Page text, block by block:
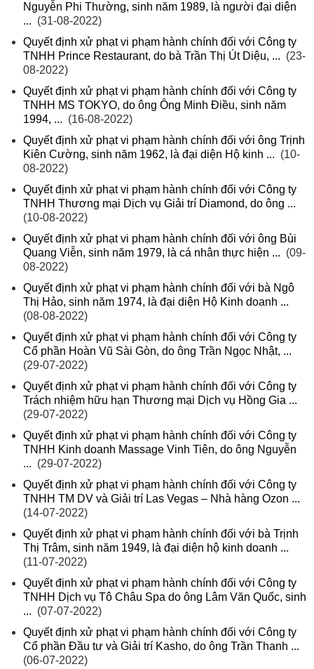
Nguyễn Phi Thường, sinh năm 1989, là người đại diện
... (31-08-2022)
Quyết định xử phạt vi phạm hành chính đối với Công ty
TNHH Prince Restaurant, do bà Trần Thị Út Diệu, ... (23-
08-2022)
Quyết định xử phạt vi phạm hành chính đối với Công ty
TNHH MS TOKYO, do ông Ông Minh Điều, sinh năm
1994, ... (16-08-2022)
Quyết định xử phạt vi phạm hành chính đối với ông Trịnh
Kiên Cường, sinh năm 1962, là đại diện Hộ kinh ... (10-
08-2022)
Quyết định xử phạt vi phạm hành chính đối với Công ty
TNHH Thương mại Dịch vụ Giải trí Diamond, do ông ...
(10-08-2022)
Quyết định xử phạt vi phạm hành chính đối với ông Bùi
Quang Viễn, sinh năm 1979, là cá nhân thực hiện ... (09-
08-2022)
Quyết định xử phạt vi phạm hành chính đối với bà Ngô
Thị Hảo, sinh năm 1974, là đại diện Hộ Kinh doanh ...
(08-08-2022)
Quyết định xử phạt vi phạm hành chính đối với Công ty
Cổ phần Hoàn Vũ Sài Gòn, do ông Trần Ngọc Nhật, ...
(29-07-2022)
Quyết định xử phạt vi phạm hành chính đối với Công ty
Trách nhiệm hữu hạn Thương mại Dịch vụ Hồng Gia ...
(29-07-2022)
Quyết định xử phạt vi phạm hành chính đối với Công ty
TNHH Kinh doanh Massage Vinh Tiên, do ông Nguyễn
... (29-07-2022)
Quyết định xử phạt vi phạm hành chính đối với Công ty
TNHH TM DV và Giải trí Las Vegas – Nhà hàng Ozon ...
(14-07-2022)
Quyết định xử phạt vi phạm hành chính đối với bà Trịnh
Thị Trâm, sinh năm 1949, là đại diện hộ kinh doanh ...
(11-07-2022)
Quyết định xử phạt vi phạm hành chính đối với Công ty
TNHH Dịch vụ Tô Châu Spa do ông Lâm Văn Quốc, sinh
... (07-07-2022)
Quyết định xử phạt vi phạm hành chính đối với Công ty
Cổ phần Đầu tư và Giải trí Kasho, do ông Trần Thanh ...
(06-07-2022)